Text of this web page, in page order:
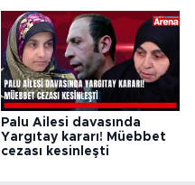
Palu Ailesi davasında
Yargıtay kararı! Müebbet
cezası kesinleşti